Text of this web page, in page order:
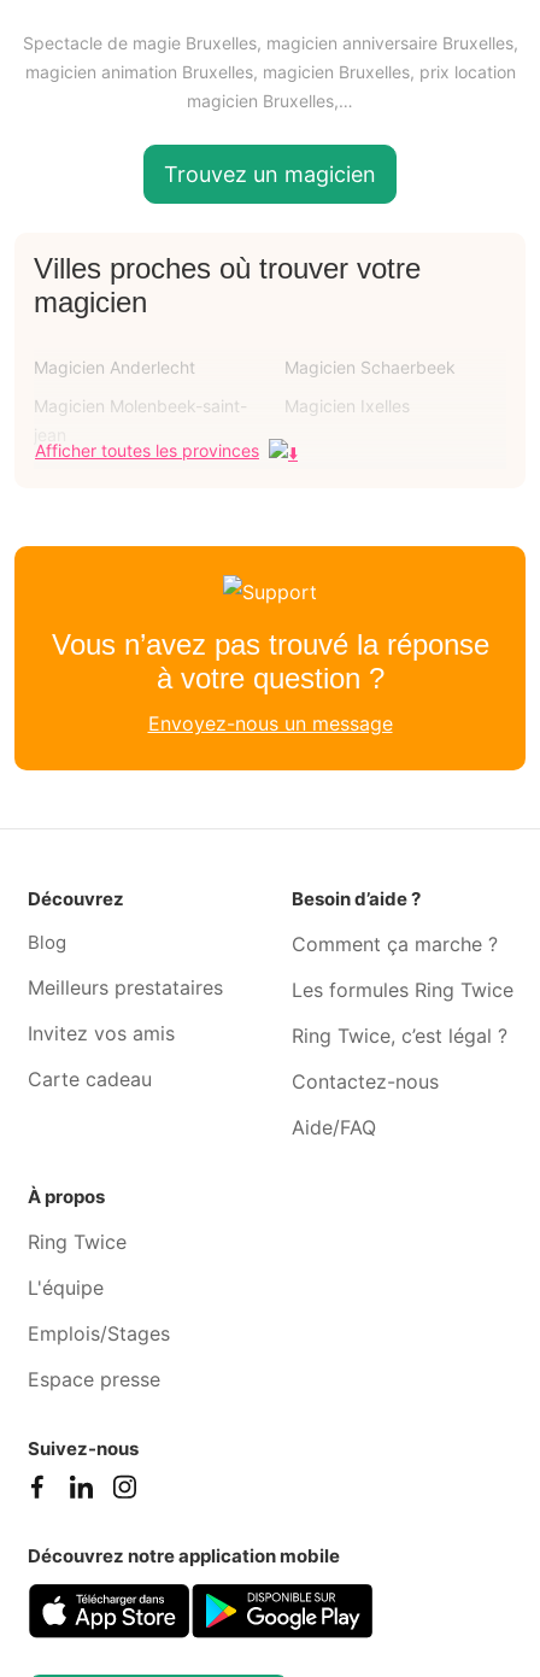
Spectacle de magie Bruxelles, magicien anniversaire Bruxelles,
magicien animation Bruxelles, magicien Bruxelles, prix location
magicien Bruxelles,…
Trouvez un magicien
Villes proches où trouver votre
magicien
Magicien Anderlecht
Magicien Schaerbeek
Magicien Molenbeek-saint-
Magicien Ixelles
Magicien Laeken
Magicien Ganshoren
Magicien Berchem-sainte-
Magicien Woluwe-saint-
pierre
Magicien Watermael-
Magicien La Hulpe
Magicien Waterloo
Magicien Genval
Magicien Rixensart
Magicien Ohain
Afficher toutes les provinces
Vous n’avez pas trouvé la réponse
à votre question ?
Envoyez-nous un message
Découvrez
Blog
Meilleurs prestataires
Invitez vos amis
Carte cadeau
Besoin d’aide ?
Comment ça marche ?
Les formules Ring Twice
Ring Twice, c’est légal ?
Contactez-nous
Aide/FAQ
À propos
Ring Twice
L'équipe
Emplois/Stages
Espace presse
Suivez-nous
Découvrez notre application mobile